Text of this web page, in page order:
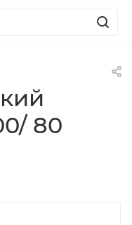
80